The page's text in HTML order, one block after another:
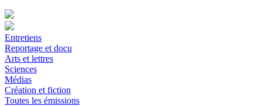
Entretiens
Reportage et docu
Arts et lettres
Sciences
Médias
Création et fiction
Toutes les émissions